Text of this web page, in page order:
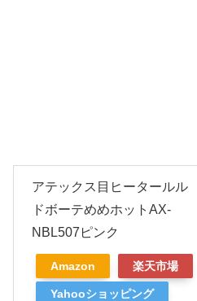
アテックス目ヒータールル
ドボーテめめホットAX-
NBL507ピンク
Amazon 楽天市場
Yahooショッピング